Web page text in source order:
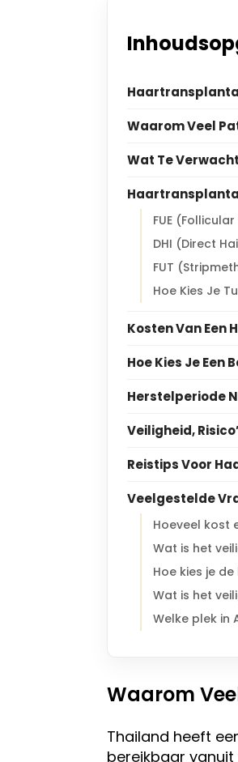
Waarom Veel
Wat Te
FUE
DHI (Direct
FUT
Hoe Kies Je
Kosten Van
Hoe Kies Je Een
Herstelperiode
Veiligheid,
Reistips Voor
Veelgestelde
Hoeveel kost
Wat is het
Hoe kies je
Wat is het
Welke plek in
Waarom
Thailand heeft
bereikbaar vanuit